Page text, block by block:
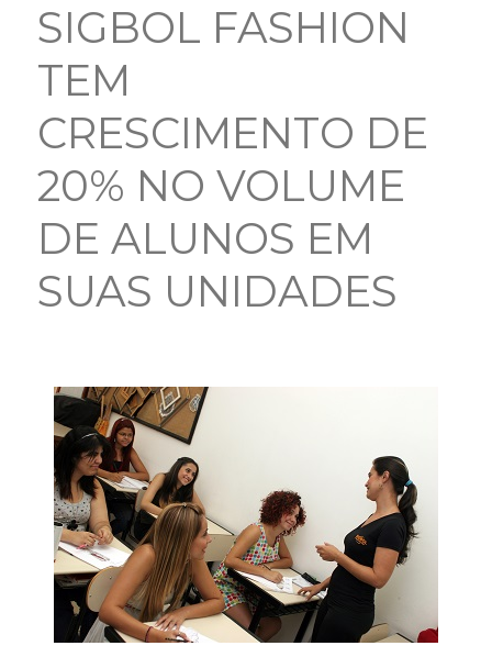
SIGBOL FASHION
TEM
CRESCIMENTO DE
20% NO VOLUME
DE ALUNOS EM
SUAS UNIDADES